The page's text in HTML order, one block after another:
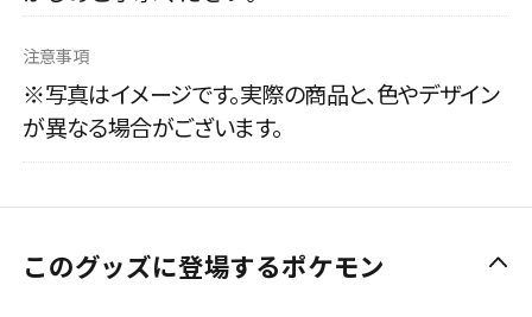
注意事項
※写真はイメージです。実際の商品と、色やデザイン
が異なる場合がございます。
このグッズに登場するポケモン